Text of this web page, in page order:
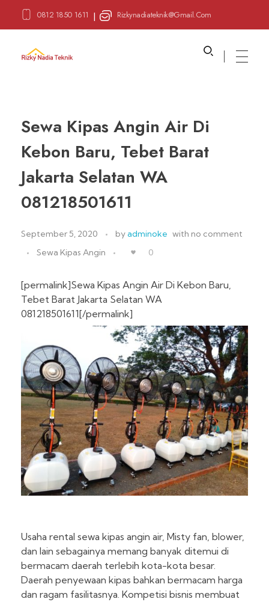
0812 1850 1611 | Rizkynadiateknik@gmail.com
Sewa Kipas Angin Air Di
Kebon Baru, Tebet Barat
Jakarta Selatan WA
081218501611
September 5, 2020 byadminoke with no comment
Sewa Kipas Angin
0
[permalink]Sewa Kipas Angin Air Di Kebon Baru,
Tebet Barat Jakarta Selatan WA
081218501611[/permalink]
Usaha rental sewa kipas angin air, Misty fan, blower,
dan lain sebagainya memang banyak ditemui di
bermacam daerah terlebih kota-kota besar.
Daerah penyewaan kipas bahkan bermacam harga
dan ragam fasilitasnya. Kompetisi bisnis membuat